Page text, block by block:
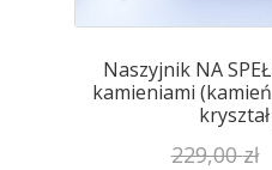
Naszyjnik NA
kamieniami
229,00zł